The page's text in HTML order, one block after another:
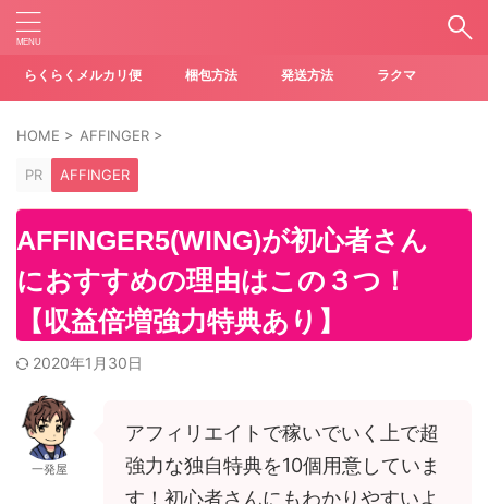
らくらくメルカリ便 梱包方法 発送方法 ラクマ
HOME > AFFINGER >
PR AFFINGER
AFFINGER5(WING)が初心者さん
におすすめの理由はこの３つ！
【収益倍増強力特典あり】
2020年1月30日
一発屋
アフィリエイトで稼いでいく上で超
強力な独自特典を10個用意していま
す！初心者さんにもわかりやすいよ